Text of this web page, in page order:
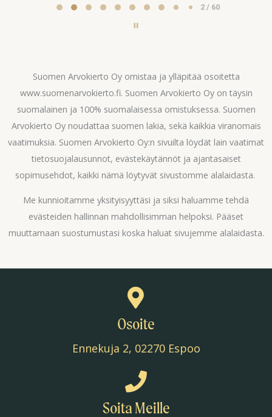
2 / 60
Suomen Arvokierto Oy omistaa ja ylläpitää osoitetta
www.suomenarvokierto.fi. Suomen Arvokierto Oy on täysin
suomalainen ja 100% suomalaisessa omistuksessa. Suomen
Arvokierto Oy noudattaa suomen lakia, sekä kaikkia viranomais
vaatimuksia. Suomen Arvokierto Oy:n sivuilta löydät lain vaatimat
tietosuojalausunnot, evästekäytännöt ja ajantasaiset
sopimusehdot, kaikki nämä löytyvät sivustomme alalaidasta.
Me kunnioitamme yksityisyyttäsi ja siksi haluamme tehdä
evästeiden hallinnan mahdollisimman helpoksi. Pääset
muuttamaan suostumustasi koska haluat sivujemme alalaidasta.
Osoite
Ennekuja 2, 02270 Espoo
Soita Meille